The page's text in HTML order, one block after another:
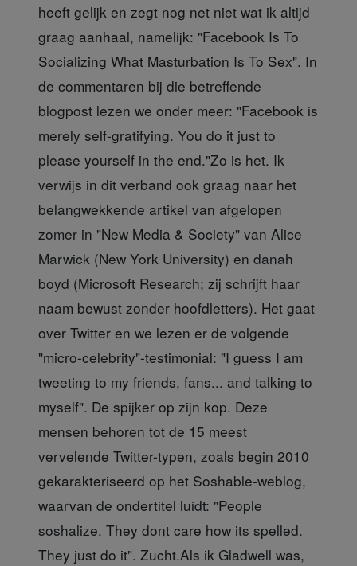
heeft gelijk en zegt nog net niet wat ik altijd
graag aanhaal, namelijk: "Facebook Is To
Socializing What Masturbation Is To Sex". In
de commentaren bij die betreffende
blogpost lezen we onder meer: "Facebook is
merely self-gratifying. You do it just to
please yourself in the end."Zo is het. Ik
verwijs in dit verband ook graag naar het
belangwekkende artikel van afgelopen
zomer in "New Media & Society" van Alice
Marwick (New York University) en danah
boyd (Microsoft Research; zij schrijft haar
naam bewust zonder hoofdletters). Het gaat
over Twitter en we lezen er de volgende
"micro-celebrity"-testimonial: "I guess I am
tweeting to my friends, fans... and talking to
myself". De spijker op zijn kop. Deze
mensen behoren tot de 15 meest
vervelende Twitter-typen, zoals begin 2010
gekarakteriseerd op het Soshable-weblog,
waarvan de ondertitel luidt: "People
soshalize. They dont care how its spelled.
They just do it". Zucht.Als ik Gladwell was,